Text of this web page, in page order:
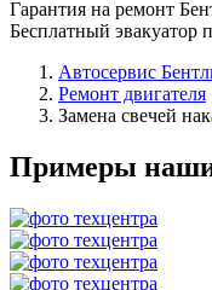
Гарантия на ремонт
Бесплатный эвакуатор
Автосервис
Ремонт двигателя
Замена свечей
Примеры